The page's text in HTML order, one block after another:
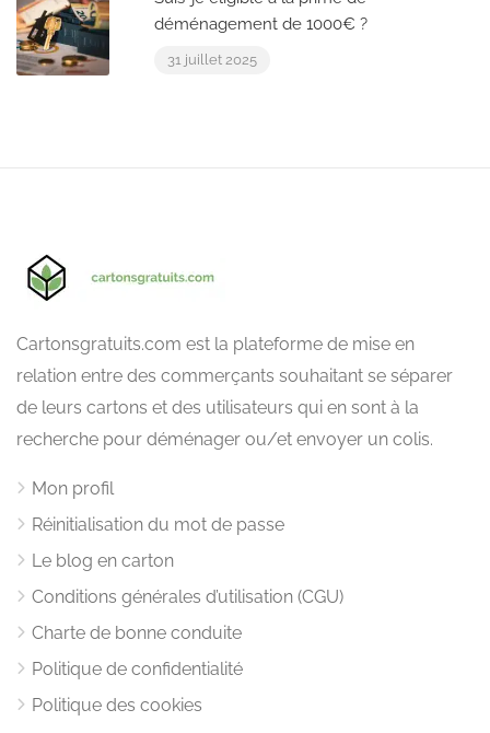
déménagement de 1000€ ?
31 juillet 2025
Cartonsgratuits.com est la plateforme de mise en
relation entre des commerçants souhaitant se séparer
de leurs cartons et des utilisateurs qui en sont à la
recherche pour déménager ou/et envoyer un colis.
Mon profil
Réinitialisation du mot de passe
Le blog en carton
Conditions générales d’utilisation (CGU)
Charte de bonne conduite
Politique de confidentialité
Politique des cookies